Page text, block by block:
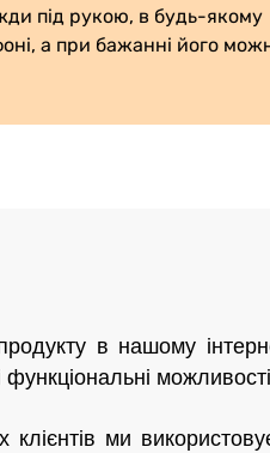
під рукою, в будь-якому
а при бажанні його
в нашому
ми